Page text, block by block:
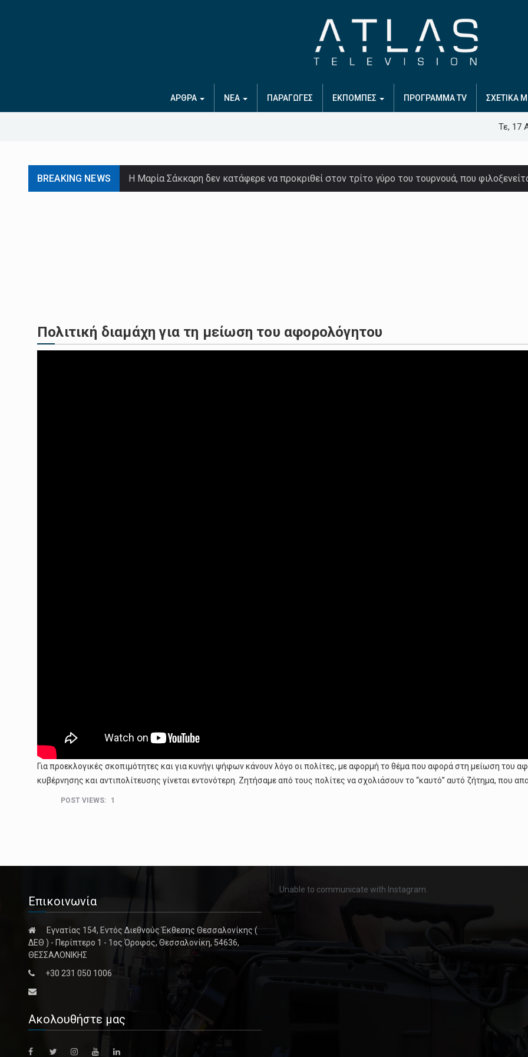
ΑΡΘΡΑ ΝΕΑ ΠΑΡΑΓΩΓΕΣ ΕΚΠΟΜΠΕΣ ΠΡΟΓΡΑΜΜΑ TV ΣΧΕΤΙΚΑ
Τε, 17
BREAKING NEWS Η Μαρία Σάκκαρη δεν κατάφερε να προκριθεί στον τρίτο γύρο του τουρνουά, που
Επτά άνθρωποι τραυματίστηκαν από μπαράζ εκρήξεων και πυρκαγιών που σημειώθηκαν
Πολιτική διαμάχη για τη μείωση του αφορολόγητου
Για προεκλογικές σκοπιμότητες και για κυνήγι ψήφων κάνουν λόγο οι πολίτες, με αφορμή το θέμα που αφορά στη μείωση του
κυβέρνησης και αντιπολίτευσης γίνεται εντονότερη. Ζητήσαμε από τους πολίτες να σχολιάσουν το “καυτό” αυτό ζήτημα, που
POST VIEWS: 1
Επικοινωνία
Εγνατίας 154, Εντός Διεθνούς Έκθεσης Θεσσαλονίκης (
ΔΕΘ ) - Περίπτερο 1 - 1ος Όροφος, Θεσσαλονίκη, 54636,
ΘΕΣΣΑΛΟΝΙΚΗΣ
+30 231 050 1006
Ακολουθήστε μας
Unable to communicate with Instagram.